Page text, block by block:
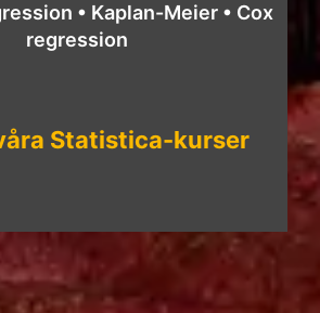
• Kaplan-Meier • Cox
regression
Statistica-kurser